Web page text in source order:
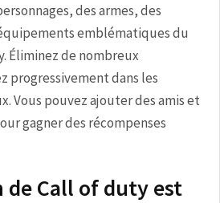
des armes, des
emblématiques du
Éliminez de nombreux
progressivement dans les
Vous pouvez ajouter des amis et
gagner des récompenses
de Call of duty est